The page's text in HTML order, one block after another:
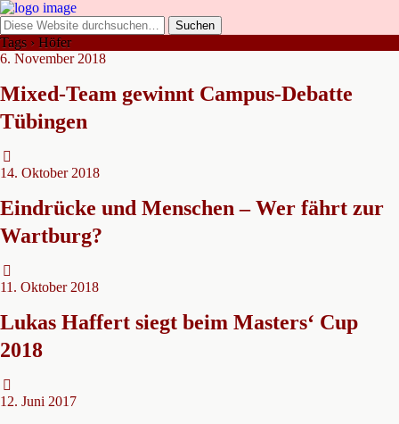
Tags › Höfer
6. November 2018
Mixed-Team gewinnt Campus-Debatte
Tübingen
14. Oktober 2018
Eindrücke und Menschen – Wer fährt zur
Wartburg?
11. Oktober 2018
Lukas Haffert siegt beim Masters‘ Cup
2018
12. Juni 2017